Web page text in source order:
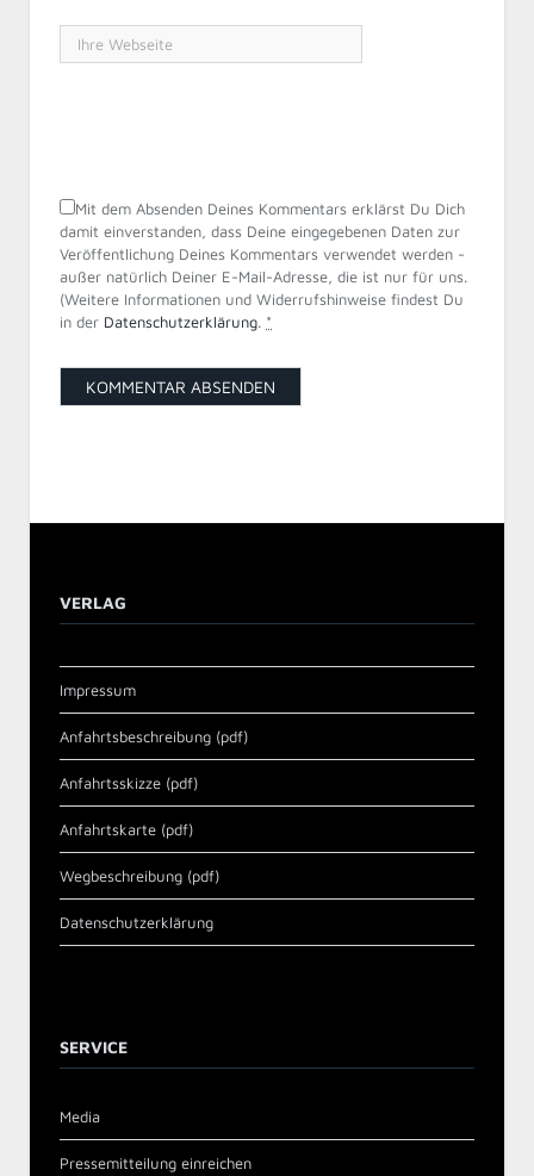
Mit dem Absenden Deines Kommentars erklärst Du Dich
damit einverstanden, dass Deine eingegebenen Daten zur
Veröffentlichung Deines Kommentars verwendet werden -
außer natürlich Deiner E-Mail-Adresse, die ist nur für uns.
(Weitere Informationen und Widerrufshinweise findest Du
in der Datenschutzerklärung. *
VERLAG
Impressum
Anfahrtsbeschreibung (pdf)
Anfahrtsskizze (pdf)
Anfahrtskarte (pdf)
Wegbeschreibung (pdf)
Datenschutzerklärung
SERVICE
Media
Pressemitteilung einreichen